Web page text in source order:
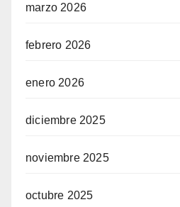
marzo 2026
febrero 2026
enero 2026
diciembre 2025
noviembre 2025
octubre 2025